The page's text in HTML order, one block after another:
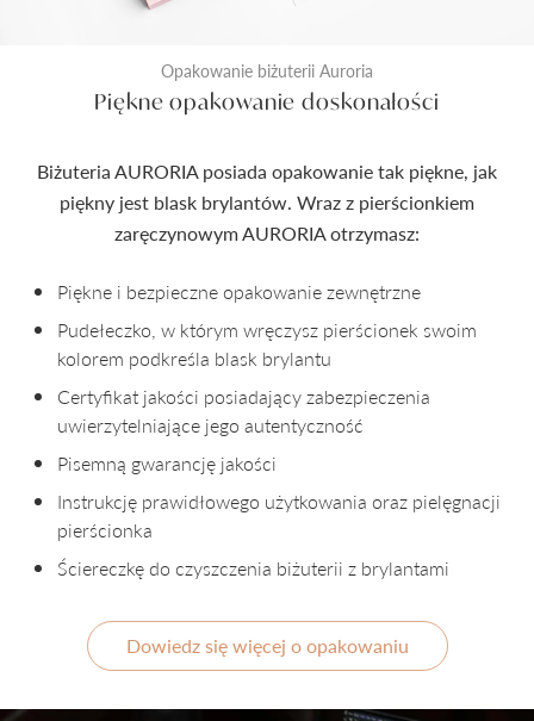
Opakowanie biżuterii Auroria
Piękne opakowanie doskonałości
Biżuteria AURORIA posiada opakowanie tak piękne, jak
piękny jest blask brylantów. Wraz z pierścionkiem
zaręczynowym AURORIA otrzymasz:
Piękne i bezpieczne opakowanie zewnętrzne
Pudełeczko, w którym wręczysz pierścionek swoim
kolorem podkreśla blask brylantu
Certyfikat jakości posiadający zabezpieczenia
uwierzytelniające jego autentyczność
Pisemną gwarancję jakości
Instrukcję prawidłowego użytkowania oraz pielęgnacji
pierścionka
Ściereczkę do czyszczenia biżuterii z brylantami
Dowiedz się więcej o opakowaniu